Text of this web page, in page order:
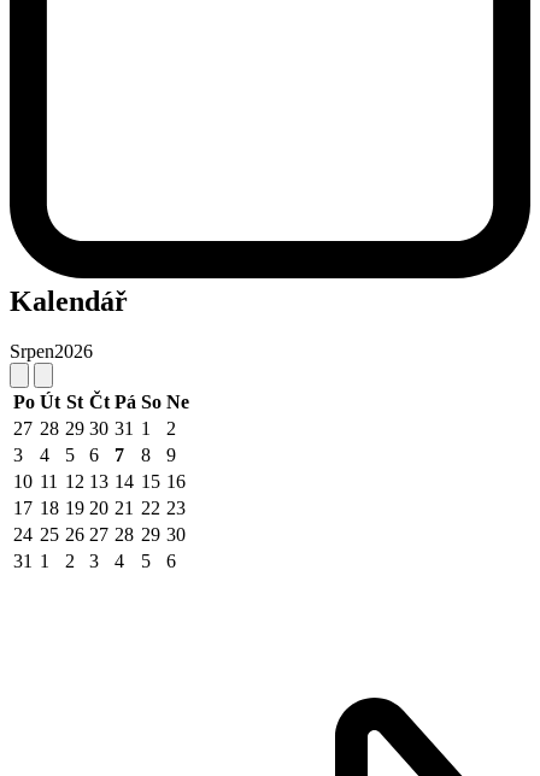
Kalendář
Srpen2026
Po Út St Čt Pá So Ne
27 28 29 30 31 1
2
3
4 5 6 7 8
9
10 11 12 13 14 15 16
17 18 19 20 21 22 23
24 25 26 27 28 29 30
31 1 2 3 4 5 6